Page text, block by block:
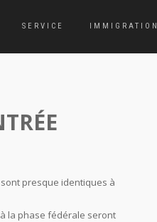
SERVICE IMMIGRATION
presque identiques à
la phase fédérale seront